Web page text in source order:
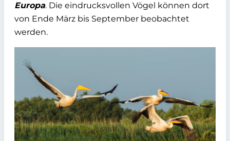
Europa. Die eindrucksvollen Vögel können dort
von Ende März bis September beobachtet
werden.